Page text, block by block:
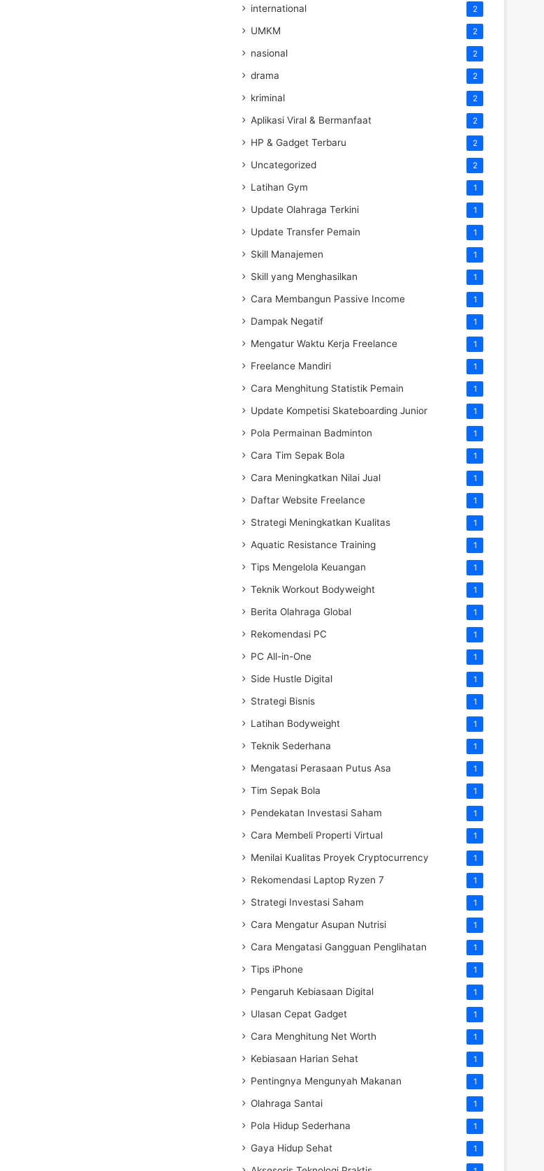
international 2
UMKM 2
nasional 2
drama 2
kriminal 2
Aplikasi Viral & Bermanfaat 2
HP & Gadget Terbaru 2
Uncategorized 2
Latihan Gym 1
Update Olahraga Terkini 1
Update Transfer Pemain 1
Skill Manajemen 1
Skill yang Menghasilkan 1
Cara Membangun Passive Income 1
Dampak Negatif 1
Mengatur Waktu Kerja Freelance 1
Freelance Mandiri 1
Cara Menghitung Statistik Pemain 1
Update Kompetisi Skateboarding Junior 1
Pola Permainan Badminton 1
Cara Tim Sepak Bola 1
Cara Meningkatkan Nilai Jual 1
Daftar Website Freelance 1
Strategi Meningkatkan Kualitas 1
Aquatic Resistance Training 1
Tips Mengelola Keuangan 1
Teknik Workout Bodyweight 1
Berita Olahraga Global 1
Rekomendasi PC 1
PC All-in-One 1
Side Hustle Digital 1
Strategi Bisnis 1
Latihan Bodyweight 1
Teknik Sederhana 1
Mengatasi Perasaan Putus Asa 1
Tim Sepak Bola 1
Pendekatan Investasi Saham 1
Cara Membeli Properti Virtual 1
Menilai Kualitas Proyek Cryptocurrency 1
Rekomendasi Laptop Ryzen 7 1
Strategi Investasi Saham 1
Cara Mengatur Asupan Nutrisi 1
Cara Mengatasi Gangguan Penglihatan 1
Tips iPhone 1
Pengaruh Kebiasaan Digital 1
Ulasan Cepat Gadget 1
Cara Menghitung Net Worth 1
Kebiasaan Harian Sehat 1
Pentingnya Mengunyah Makanan 1
Olahraga Santai 1
Pola Hidup Sederhana 1
Gaya Hidup Sehat 1